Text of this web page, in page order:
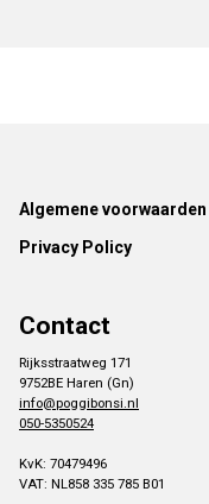
Footer
Algemene voorwaarden
Privacy Policy
Contact
Rijksstraatweg 171
9752BE Haren (Gn)
info@poggibonsi.nl
050-5350524
KvK: 70479496
VAT: NL858 335 785 B01